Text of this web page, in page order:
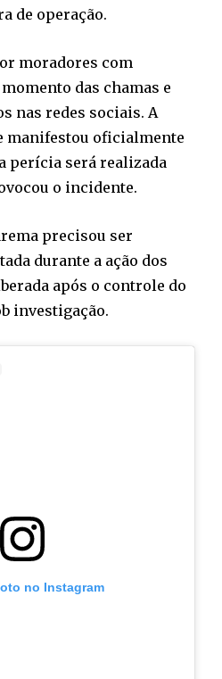
de operação.
moradores com
das chamas e
nas redes sociais. A
manifestou oficialmente
perícia será realizada
o incidente.
precisou ser
durante a ação dos
após o controle do
investigação.
no Instagram